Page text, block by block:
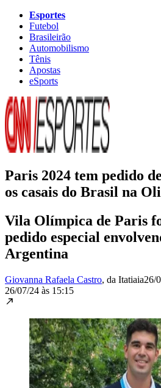
Esportes
Futebol
Brasileirão
Automobilismo
Tênis
Apostas
eSports
Paris 2024 tem pedido
os casais do Brasil na
Vila Olímpica de Paris
pedido especial
Argentina
Giovanna Rafaela Castro, da Itatiaia26/
26/07/24 às 15:15